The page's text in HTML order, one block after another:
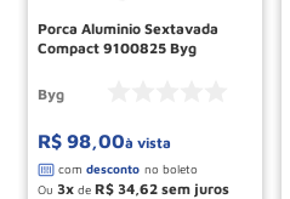
Porca Aluminio Sextavada
Compact 9100825 Byg
Byg
R$ 98 00à vista
Ou 3 de R$ 34 62